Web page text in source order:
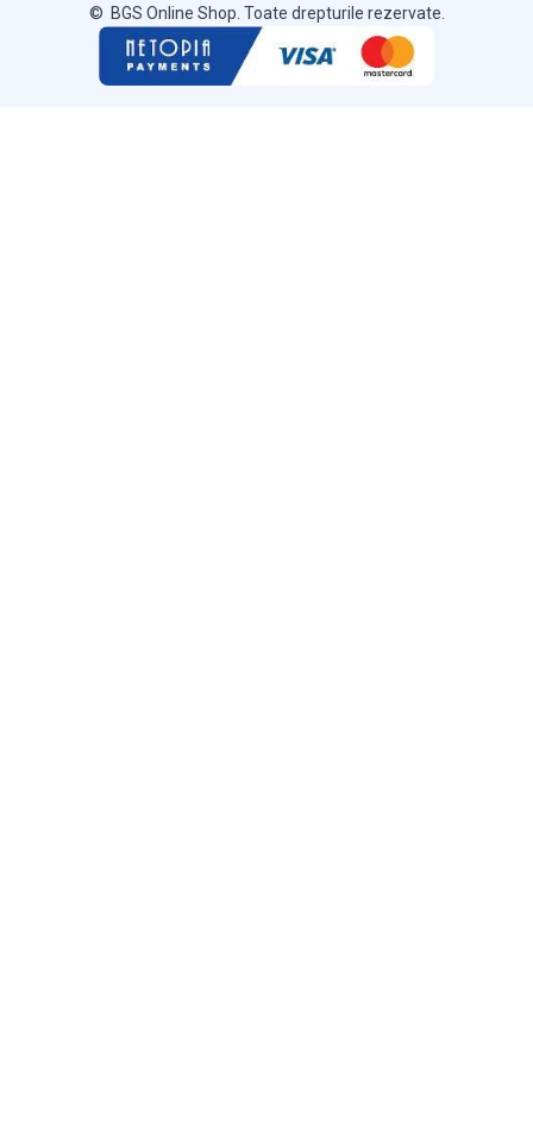
© BGS Online Shop. Toate drepturile rezervate.